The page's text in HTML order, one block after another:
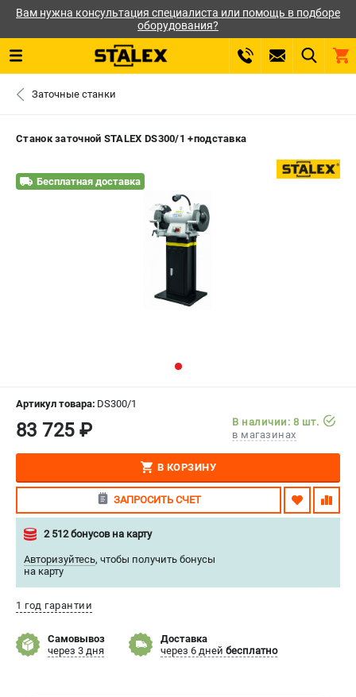
Вам нужна консультация специалиста или помощь в подборе
оборудования?
СЕРВИС
МАГАЗИНЫ
ИЗБРАННОЕ ( 0 )
ВХОД ИЛИ РЕГИСТРАЦИЯ
ЗАКАЗАТЬ ЗАПЧАСТЬ
+7 (812) 564-50-74 - ЗАКАЗ ИЗДЕЛИЙ
САНКТ-ПЕТЕРБУРГ
0 ₽
ПОДДЕРЖКА
Сервисиный центр
Гарантия Stalex
ИНФОРМАЦИЯ
Заточные станки
Станок заточной STALEX DS300/1 +подставка
Бесплатная доставка
Артикул товара: DS300/1
83 725 ₽
В наличии: 8 шт.
в магазинах
В КОРЗИНУ
ЗАПРОСИТЬ СЧЕТ
2 512 бонусов на карту
Авторизуйтесь, чтобы получить бонусы
на карту
1 год гарантии
Самовывоз
через 3 дня
Доставка
через 6 дней бесплатно